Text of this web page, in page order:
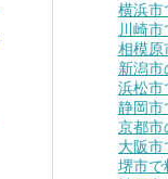
横浜市
川崎
相模原
新潟
浜松市
静岡市
京都市
大阪
堺市で